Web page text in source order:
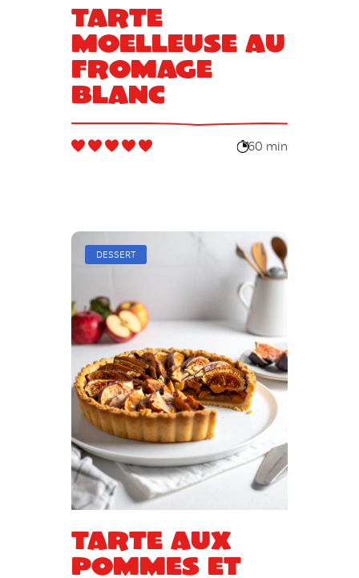
Tarte
moelleuse au
fromage
blanc
60 min
DESSERT
Tarte aux
pommes et